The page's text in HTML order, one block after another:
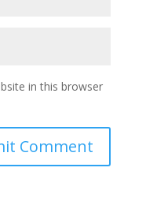
in this browser